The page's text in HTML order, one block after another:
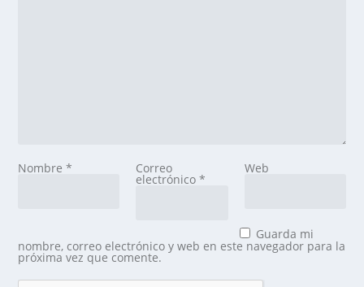
Nombre* Correo
electrónico *
Web
Guarda mi
nombre, correo electrónico y web en este navegador para la
próxima vez que comente.